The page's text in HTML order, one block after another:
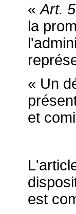
«Art.
la
« Un
et
est